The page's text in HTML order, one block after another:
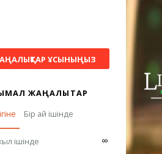
ҰСЫНЫҢЫЗ
ЖАҢАЛЫҚТАР
Бір ай ішінде
ішінде ∞